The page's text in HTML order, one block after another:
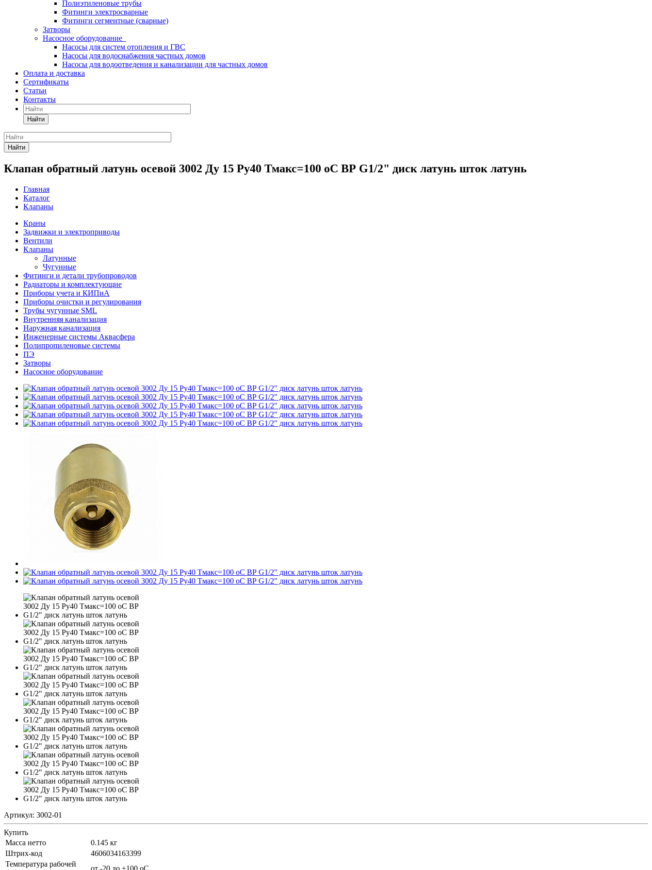
Полиэтиленовые трубы
Фитинги электросварные
Фитинги сегментные (сварные)
Затворы
Насосное оборудование
Насосы для систем отопления и ГВС
Насосы для водоснабжения частных домов
Насосы для водоотведения и канализации для частных домов
Оплата и доставка
Сертификаты
Статьи
Контакты
Найти
Найти
Клапан обратный латунь осевой 3002 Ду 15 Ру40 Тмакс=100 оС ВР G1/2" диск латунь шток латунь
Главная
Каталог
Клапаны
Краны
Задвижки и электроприводы
Вентили
Клапаны
Латунные
Чугунные
Фитинги и детали трубопроводов
Радиаторы и комплектующие
Приборы учета и КИПиА
Приборы очистки и регулирования
Трубы чугунные SML
Внутренняя канализация
Наружная канализация
Инженерные системы Аквасфера
Полипропиленовые системы
ПЭ
Затворы
Насосное оборудование
Артикул: 3002-01
Купить
Масса нетто
0.145 кг
Штрих-код
4606034163399
Температура рабочей
от -20 до +100 oC